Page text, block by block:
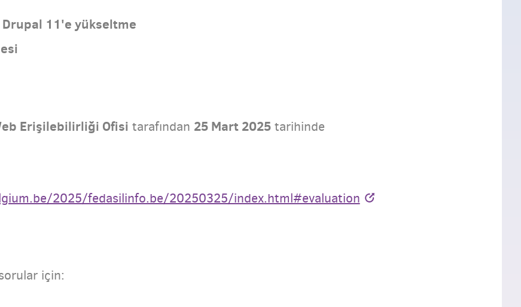
Drupal 11'e yükseltme
Erişilebilirliği Ofisi tarafından 25 Mart 2025tarihinde
2025/fedasilinfo.be/20250325/index.html#evaluation
için: